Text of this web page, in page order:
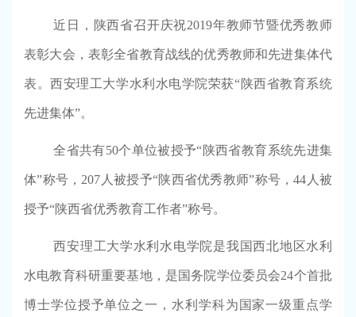
近日，陕西省召开庆祝2019年教师节暨优秀教师
表彰大会，表彰全省教育战线的优秀教师和先进集体代
表。西安理工大学水利水电学院荣获“陕西省教育系统
先进集体”。
全省共有50个单位被授予“陕西省教育系统先进集
体”称号， 207 人被授予“陕西省优秀教师”称号，44 人被
授予“陕西省优秀教育工作者”称号。
西安理工大学水利水电学院是我国西北地区水利
水电教育科研重要基地，是国务院学位委员会24个首批
博士学位授予单位之一，水利学科为国家一级重点学